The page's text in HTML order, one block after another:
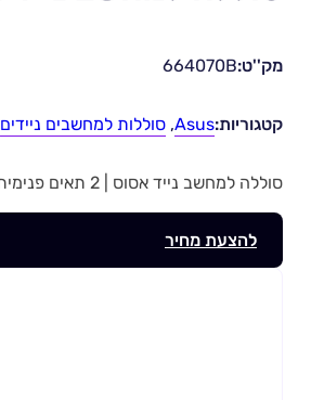
מק''ט:664070B
קטגוריות:Asus
, סוללות למחשבים ניידים
סוללה למחשב נייד אסוס | 2 תאים פנימית | 0B200-02420200 | מק”ט 664070B
להצעת מחיר